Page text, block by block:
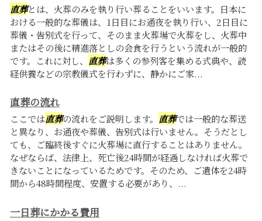
直葬とは、火葬のみを執り行い葬ることをいいます。日本に
おける一般的な葬儀は、1日目にお通夜を執り行い、2日目に
葬儀・告別式を行って、そのまま火葬場で火葬をし、火葬中
またはその後に精進落としの会食を行うという流れが一般的
です。これに対し、 直葬は多くの参列客を集める式典や、読
経供養などの宗教儀式を行わずに、静かにご家...
直葬の流れ
ここでは直葬の流れをご説明します。 直葬では一般的な葬送
と異なり、お通夜や葬儀、告別式は行いません。そうだとし
ても、ご臨終後すぐに火葬場に直行することはありません。
なぜならば、法律上、死亡後24時間が経過しなければ火葬で
きないことになっているためです。そのため、ご遺体を24時
間から48時間程度、安置する必要があり、...
一日葬にかかる費用